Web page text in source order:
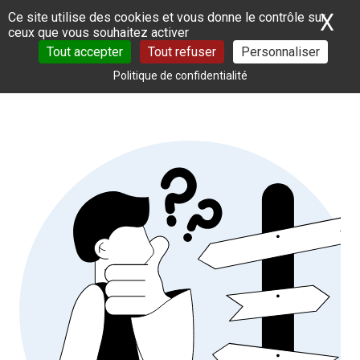
Panneau de gestion des cookies
Ce site utilise des cookies et vous donne le contrôle sur
ceux que vous souhaitez activer
Tout accepter
Tout refuser Personnaliser
Politique de confidentialité
X